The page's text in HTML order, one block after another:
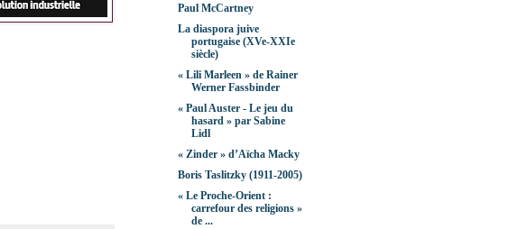
Paul McCartney
La diaspora juive
portugaise (XVe-XXIe
siècle)
« Lili Marleen » de Rainer
Werner Fassbinder
« Paul Auster - Le jeu du
hasard » par Sabine
Lidl
« Zinder » d’Aïcha Macky
Boris Taslitzky (1911-2005)
« Le Proche-Orient :
carrefour des religions »
de ...